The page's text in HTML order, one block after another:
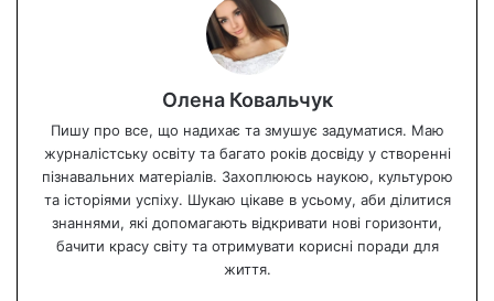
Олена Ковальчук
Пишу про все, що надихає та змушує задуматися. Маю
журналістську освіту та багато років досвіду у створенні
пізнавальних матеріалів. Захоплююсь наукою, культурою
та історіями успіху. Шукаю цікаве в усьому, аби ділитися
знаннями, які допомагають відкривати нові горизонти,
бачити красу світу та отримувати корисні поради для
життя.